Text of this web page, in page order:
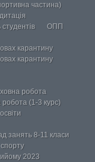
частина)
ОПП
карантину
карантину
робота
робота (1-3 курс)
занять 8-11 класи
2023